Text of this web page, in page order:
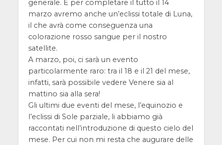
generale. E per completare il tutto il 14
marzo avremo anche un’eclissi totale di Luna,
il che avrà come conseguenza una
colorazione rosso sangue per il nostro
satellite.
A marzo, poi, ci sarà un evento
particolarmente raro: tra il 18 e il 21 del mese,
infatti, sarà possibile vedere Venere sia al
mattino sia alla sera!
Gli ultimi due eventi del mese, l’equinozio e
l’eclissi di Sole parziale, li abbiamo già
raccontati nell’introduzione di questo cielo del
mese. Per cui non mi resta che augurare delle